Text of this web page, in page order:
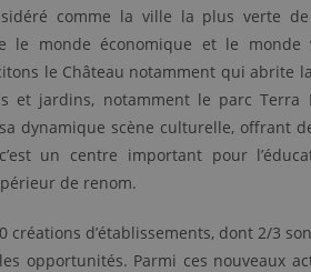
comme la ville la plus verte
le monde économique et le
le Château notamment qui abrite
et jardins, notamment le parc
dynamique scène culturelle, offrant
un centre important pour
de renom.
créations d’établissements, dont 2/3
opportunités. Parmi ces nouveaux